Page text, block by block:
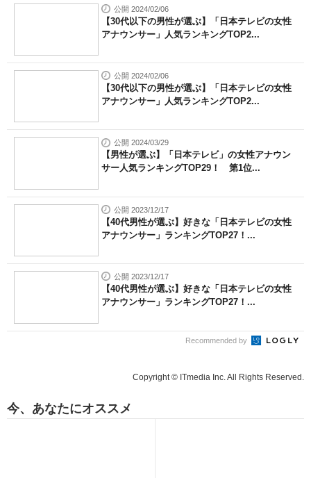
公開 2024/02/06
【30代以下の男性が選ぶ】「日本テレビの女性
アナウンサー」人気ランキングTOP2...
公開 2024/02/06
【30代以下の男性が選ぶ】「日本テレビの女性
アナウンサー」人気ランキングTOP2...
公開 2024/03/29
【男性が選ぶ】「日本テレビ」の女性アナウン
サー人気ランキングTOP29！ 第1位...
公開 2023/12/17
【40代男性が選ぶ】好きな「日本テレビの女性
アナウンサー」ランキングTOP27！...
公開 2023/12/17
【40代男性が選ぶ】好きな「日本テレビの女性
アナウンサー」ランキングTOP27！...
Recommended by
Copyright © ITmedia Inc. All Rights Reserved.
今、あなたにオススメ